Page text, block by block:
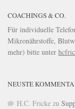
COACHINGS & CO.
Für individuelle
Mikronährstoffe,
mehr) bitte unter
NEUSTE
H.C. Fricke zu